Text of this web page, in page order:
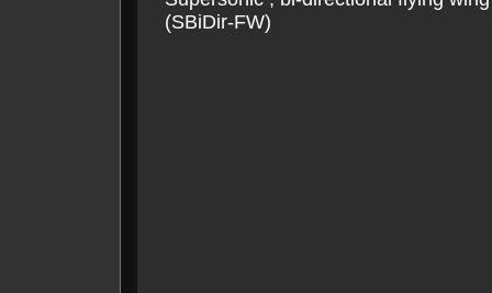
(SBiDir-FW)